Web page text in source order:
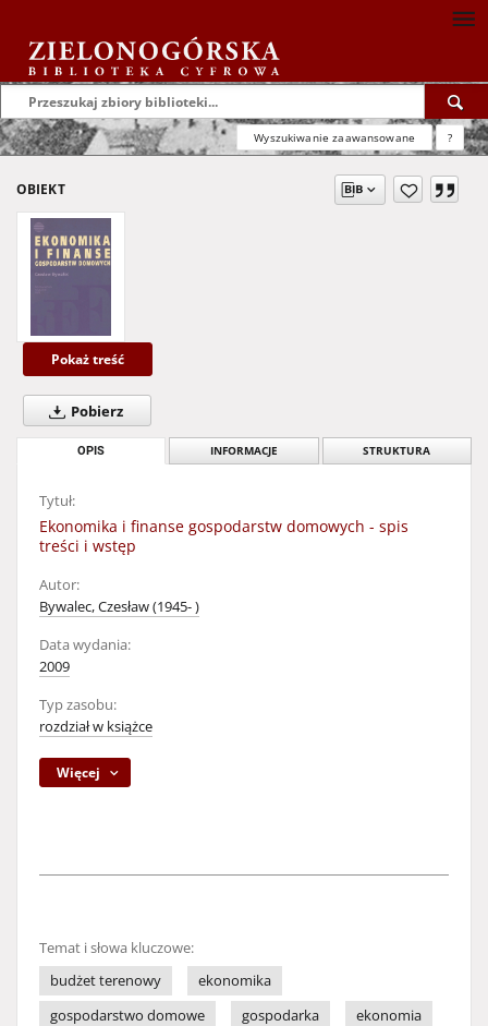
Wyszukiwanie zaawansowane ?
OBIEKT
Pokaż treść
Pobierz
OPIS INFORMACJE STRUKTURA
Tytuł:
Ekonomika i finanse gospodarstw domowych - spis
treści i wstęp
Autor:
Bywalec, Czesław (1945- )
Data wydania:
2009
Typ zasobu:
rozdział w książce
Więcej
Temat i słowa kluczowe:
budżet terenowy
ekonomika
gospodarstwo domowe
gospodarka
ekonomia